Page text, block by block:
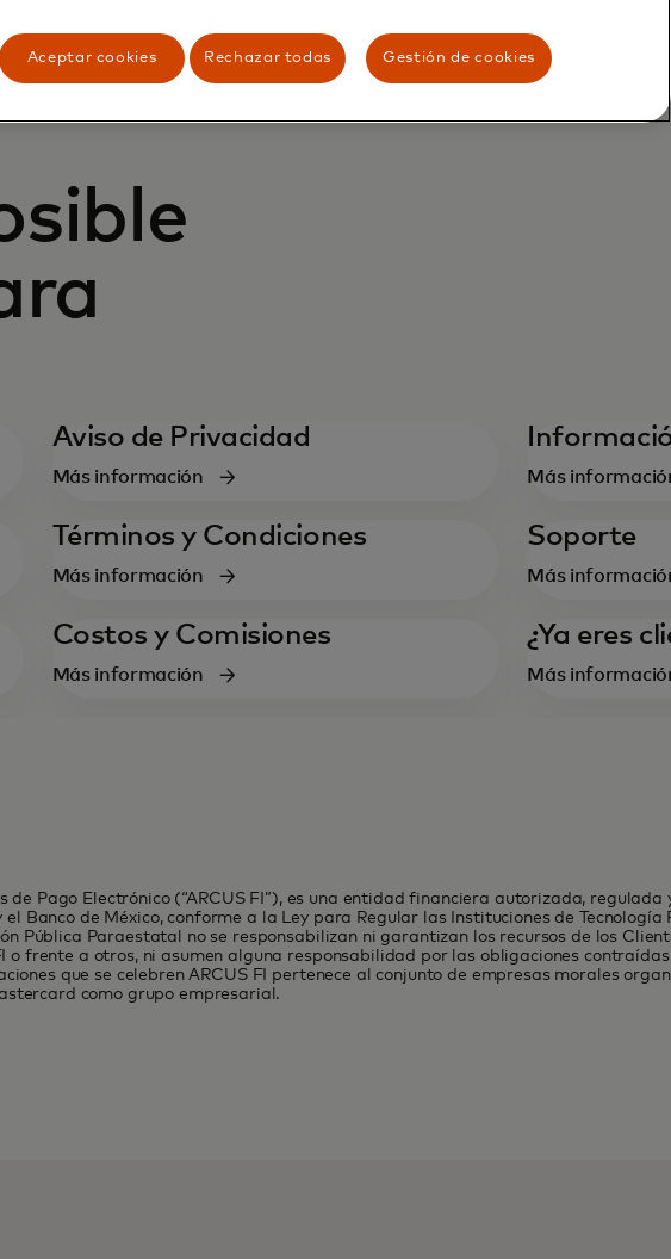
Aviso de Privacidad
Más información Más
Términos y Condiciones
Más información
Soporte
Más
Costos y Comisiones
Más información
¿Ya eres
Más
de Pago Electrónico (“ARCUS FI”), es una entidad financiera autorizada,
Banco de México, conforme a la Ley para Regular las Instituciones de Tecnología
Pública Paraestatal no se responsabilizan ni garantizan los recursos de los
o frente a otros, ni asumen alguna responsabilidad por las obligaciones
que se celebren ARCUS FI pertenece al conjunto de empresas morales
como grupo empresarial.
Aceptar cookies Rechazar todas Gestión de cookies